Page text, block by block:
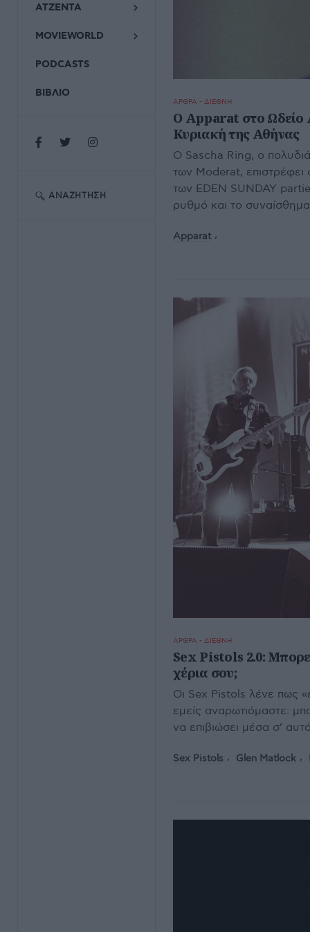
ΑΤΖΕΝΤΑ
MOVIEWORLD
PODCASTS
ΒΙΒΛΙΟ
ΑΝΑΖΉΤΗΣΗ
ΑΡΘΡΑ - ΔΙΕΘΝΗ
Ο Apparat στο Ωδείο
Κυριακή της Αθήνας
Ο Sascha Ring, ο
των Moderat,
των EDEN SUNDAY
ρυθμό και το
Apparat
ΑΡΘΡΑ - ΔΙΕΘΝΗ
Sex Pistols 2.0:
χέρια σου;
Οι Sex Pistols λένε πως
εμείς αναρωτιόμαστε:
να επιβιώσει μέσα σ’
Sex Pistols Glen Matlock